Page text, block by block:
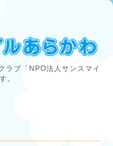
ラブ「NPO法人サンスマイ
。